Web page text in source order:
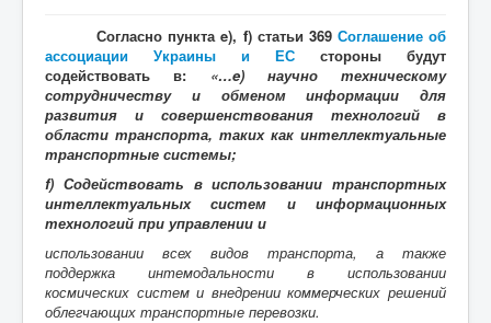
Согласно пункта e), f) статьи 369 Соглашение об
ассоциации Украины и ЕС стороны будут
содействовать в: «…e) научно техническому
сотрудничеству и обменом информации для
развития и совершенствования технологий в
области транспорта, таких как интеллектуальные
транспортные системы;
f) Содействовать в использовании транспортных
интеллектуальных систем и информационных
технологий при управлении и
использовании всех видов транспорта, а также
поддержка интемодальности в использовании
космических систем и внедрении коммерческих решений
облегчающих транспортные перевозки.